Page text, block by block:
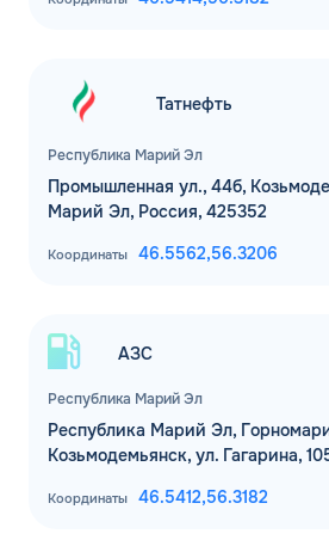
Республика Марий Эл
Татнефть
Промышленная ул., 44б,
Марий Эл, Россия, 425352
Координаты 46.5562,56.3206
Республика Марий Эл
АЗС
Республика Марий Эл,
Козьмодемьянск, ул. Гагарина,
Координаты 46.5412,56.3182